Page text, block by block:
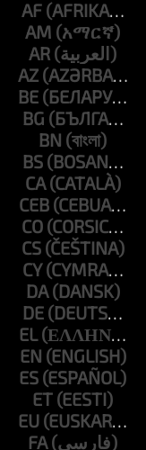
AF
AM
AR
AZ
BE
BG
BN
BS
CA
CEB
CO
CS
CY
DA
DE
EL
EN
ES
ET
EU
FA